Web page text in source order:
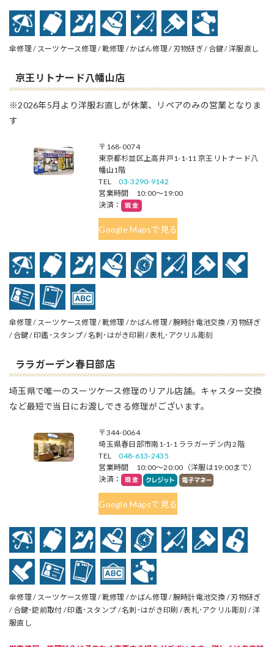
傘修理 / スーツケース修理 / 靴修理 / かばん修理 / 刃物研ぎ / 合鍵 / 洋服直し
京王リトナード八幡山店
※2026年5月より洋服お直しが休業、リペアのみの営業となりま
す
〒168-0074
東京都杉並区上高井戸1-1-11 京王リトナード八
幡山1階
TEL03-3290-9142
営業時間 10:00～19:00
決済：
Google Mapsで見る
傘修理 / スーツケース修理 / 靴修理 / かばん修理 / 腕時計電池交換 / 刃物研ぎ
/ 合鍵 / 印鑑･スタンプ / 名刺･はがき印刷 / 表札･アクリル彫刻
ララガーデン春日部店
埼玉県で唯一のスーツケース修理のリアル店舗。キャスター交換
など最短で当日にお渡しできる修理がございます。
〒344-0064
埼玉県春日部市南1-1-1 ララガーデン内 2階
TEL048-613-2435
営業時間 10:00～20:00（洋服は19:00まで）
決済：
Google Mapsで見る
傘修理 / スーツケース修理 / 靴修理 / かばん修理 / 腕時計電池交換 / 刃物研ぎ
/ 合鍵･錠前取付 / 印鑑･スタンプ / 名刺･はがき印刷 / 表札･アクリル彫刻 / 洋
服直し